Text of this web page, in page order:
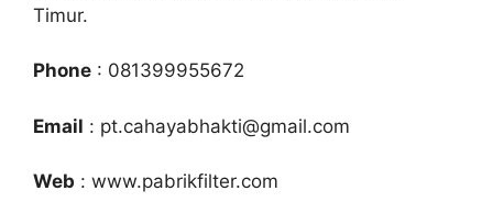
Timur.
Phone : 081399955672
Email : pt.cahayabhakti@gmail.com
Web : www.pabrikfilter.com